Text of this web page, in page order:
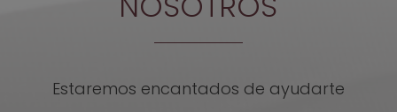
Estaremos encantados de ayudarte